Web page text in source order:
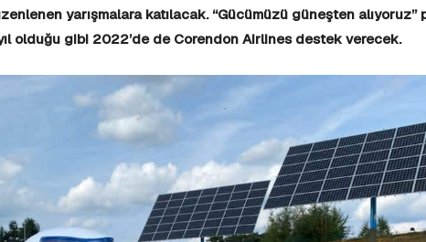
yarışmalara katılacak. “Gücümüzü güneşten alıyoruz”
olduğu gibi 2022’de de Corendon Airlines destek verecek.